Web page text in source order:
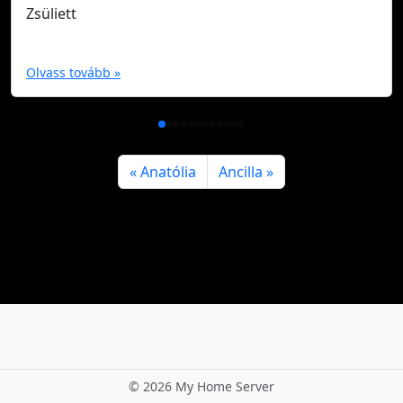
Zsüliett
Olvass tovább »
Anatólia Ancilla
© 2026 My Home Server